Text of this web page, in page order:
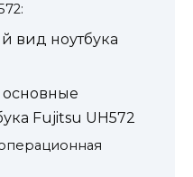
вид ноутбука
Fujitsu UH572